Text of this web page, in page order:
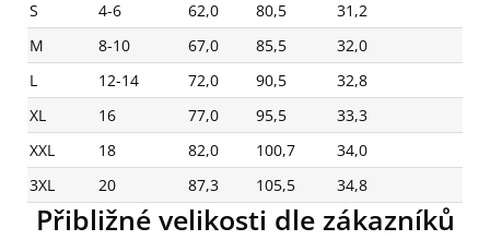
S
4-6 62,0 80,5
31,2
M
8-10 67,0 85,5
32,0
L
12-14 72,0 90,5
32,8
XL
16 77,0 95,5
33,3
XXL
18 82,0 100,7
34,0
3XL
20 87,3 105,5 34,8
Přibližné velikosti dle zákazníků